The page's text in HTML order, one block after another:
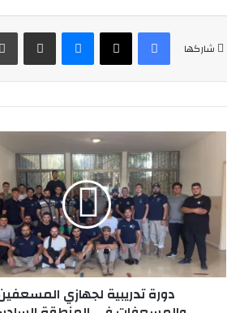
شاركها
فيسبوك
‫X ماسنجر مشاركة عبر البريد
تدريبية
المسعفين
والمسعفات
المنطقة
السادسة
دورة تدريبية لجهازي